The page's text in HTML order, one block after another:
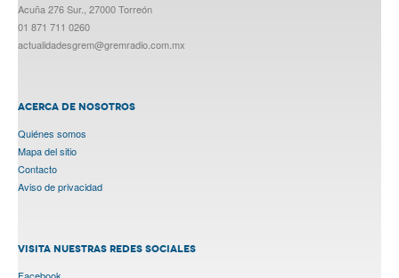
Acuña 276 Sur., 27000 Torreón
01 871 711 0260
actualidadesgrem@gremradio.com.mx
ACERCA DE NOSOTROS
Quiénes somos
Mapa del sitio
Contacto
Aviso de privacidad
VISITA NUESTRAS REDES SOCIALES